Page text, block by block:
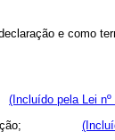
e como
(Incluído pela Lei
intimação;